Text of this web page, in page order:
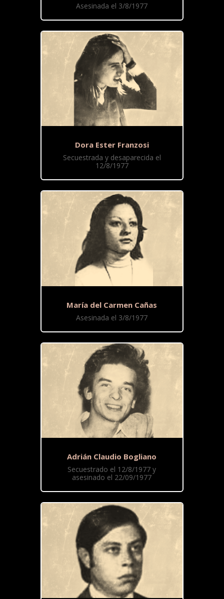
Asesinada el 3/8/1977
Dora Ester Franzosi
Secuestrada y desaparecida el
12/8/1977
María del Carmen Cañas
Asesinada el 3/8/1977
Adrián Claudio Bogliano
Secuestrado el 12/8/1977 y
asesinado el 22/09/1977